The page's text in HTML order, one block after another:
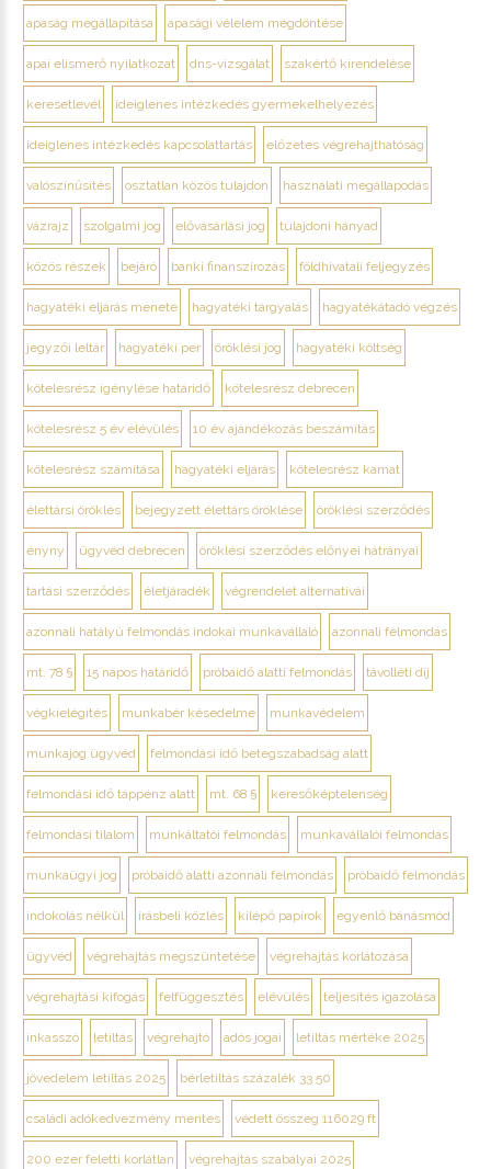
apaság megállapítása apasági vélelem megdöntése
apai elismerő nyilatkozat dns-vizsgálat szakértő kirendelése
keresetlevél ideiglenes intézkedés gyermekelhelyezés
ideiglenes intézkedés kapcsolattartás előzetes végrehajthatóság
valószínűsítés osztatlan közös tulajdon használati megállapodás
vázrajz szolgalmi jog elővásárlási jog tulajdoni hányad
közös részek bejáró banki finanszírozás földhivatali feljegyzés
hagyatéki eljárás menete hagyatéki tárgyalás hagyatékátadó végzés
jegyzői leltár hagyatéki per öröklési jog hagyatéki költség
kötelesrész igénylése határidő kötelesrész debrecen
kötelesrész 5 év elévülés 10 év ajándékozás beszámítás
kötelesrész számítása hagyatéki eljárás kötelesrész kamat
élettársi öröklés bejegyzett élettárs öröklése öröklési szerződés
ényny ügyvéd debrecen öröklési szerződés előnyei hátrányai
tartási szerződés életjáradék végrendelet alternatívái
azonnali hatályú felmondás indokai munkavállaló azonnali felmondás
mt. 78 § 15 napos határidő próbaidő alatti felmondás távolléti díj
végkielégítés munkabér késedelme munkavédelem
munkajog ügyvéd felmondási idő betegszabadság alatt
felmondási idő táppénz alatt mt. 68 § keresőképtelenség
felmondási tilalom munkáltatói felmondás munkavállalói felmondás
munkaügyi jog próbaidő alatti azonnali felmondás próbaidő felmondás
indokolás nélkül írásbeli közlés kilépő papírok egyenlő bánásmód
ügyvéd végrehajtás megszüntetése végrehajtás korlátozása
végrehajtási kifogás felfüggesztés elévülés teljesítés igazolása
inkasszó letiltás végrehajtó adós jogai letiltás mértéke 2025
jövedelem letiltás 2025 bérletiltás százalék 33 50
családi adókedvezmény mentes védett összeg 116029 ft
200 ezer feletti korlátlan végrehajtás szabályai 2025